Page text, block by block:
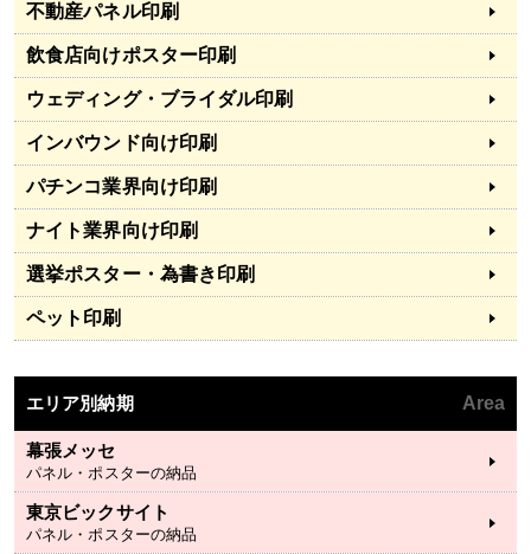
不動産パネル印刷
飲食店向けポスター印刷
ウェディング・ブライダル印刷
インバウンド向け印刷
パチンコ業界向け印刷
ナイト業界向け印刷
選挙ポスター・為書き印刷
ペット印刷
エリア別納期 Area
幕張メッセ
パネル・ポスターの納品
東京ビックサイト
パネル・ポスターの納品